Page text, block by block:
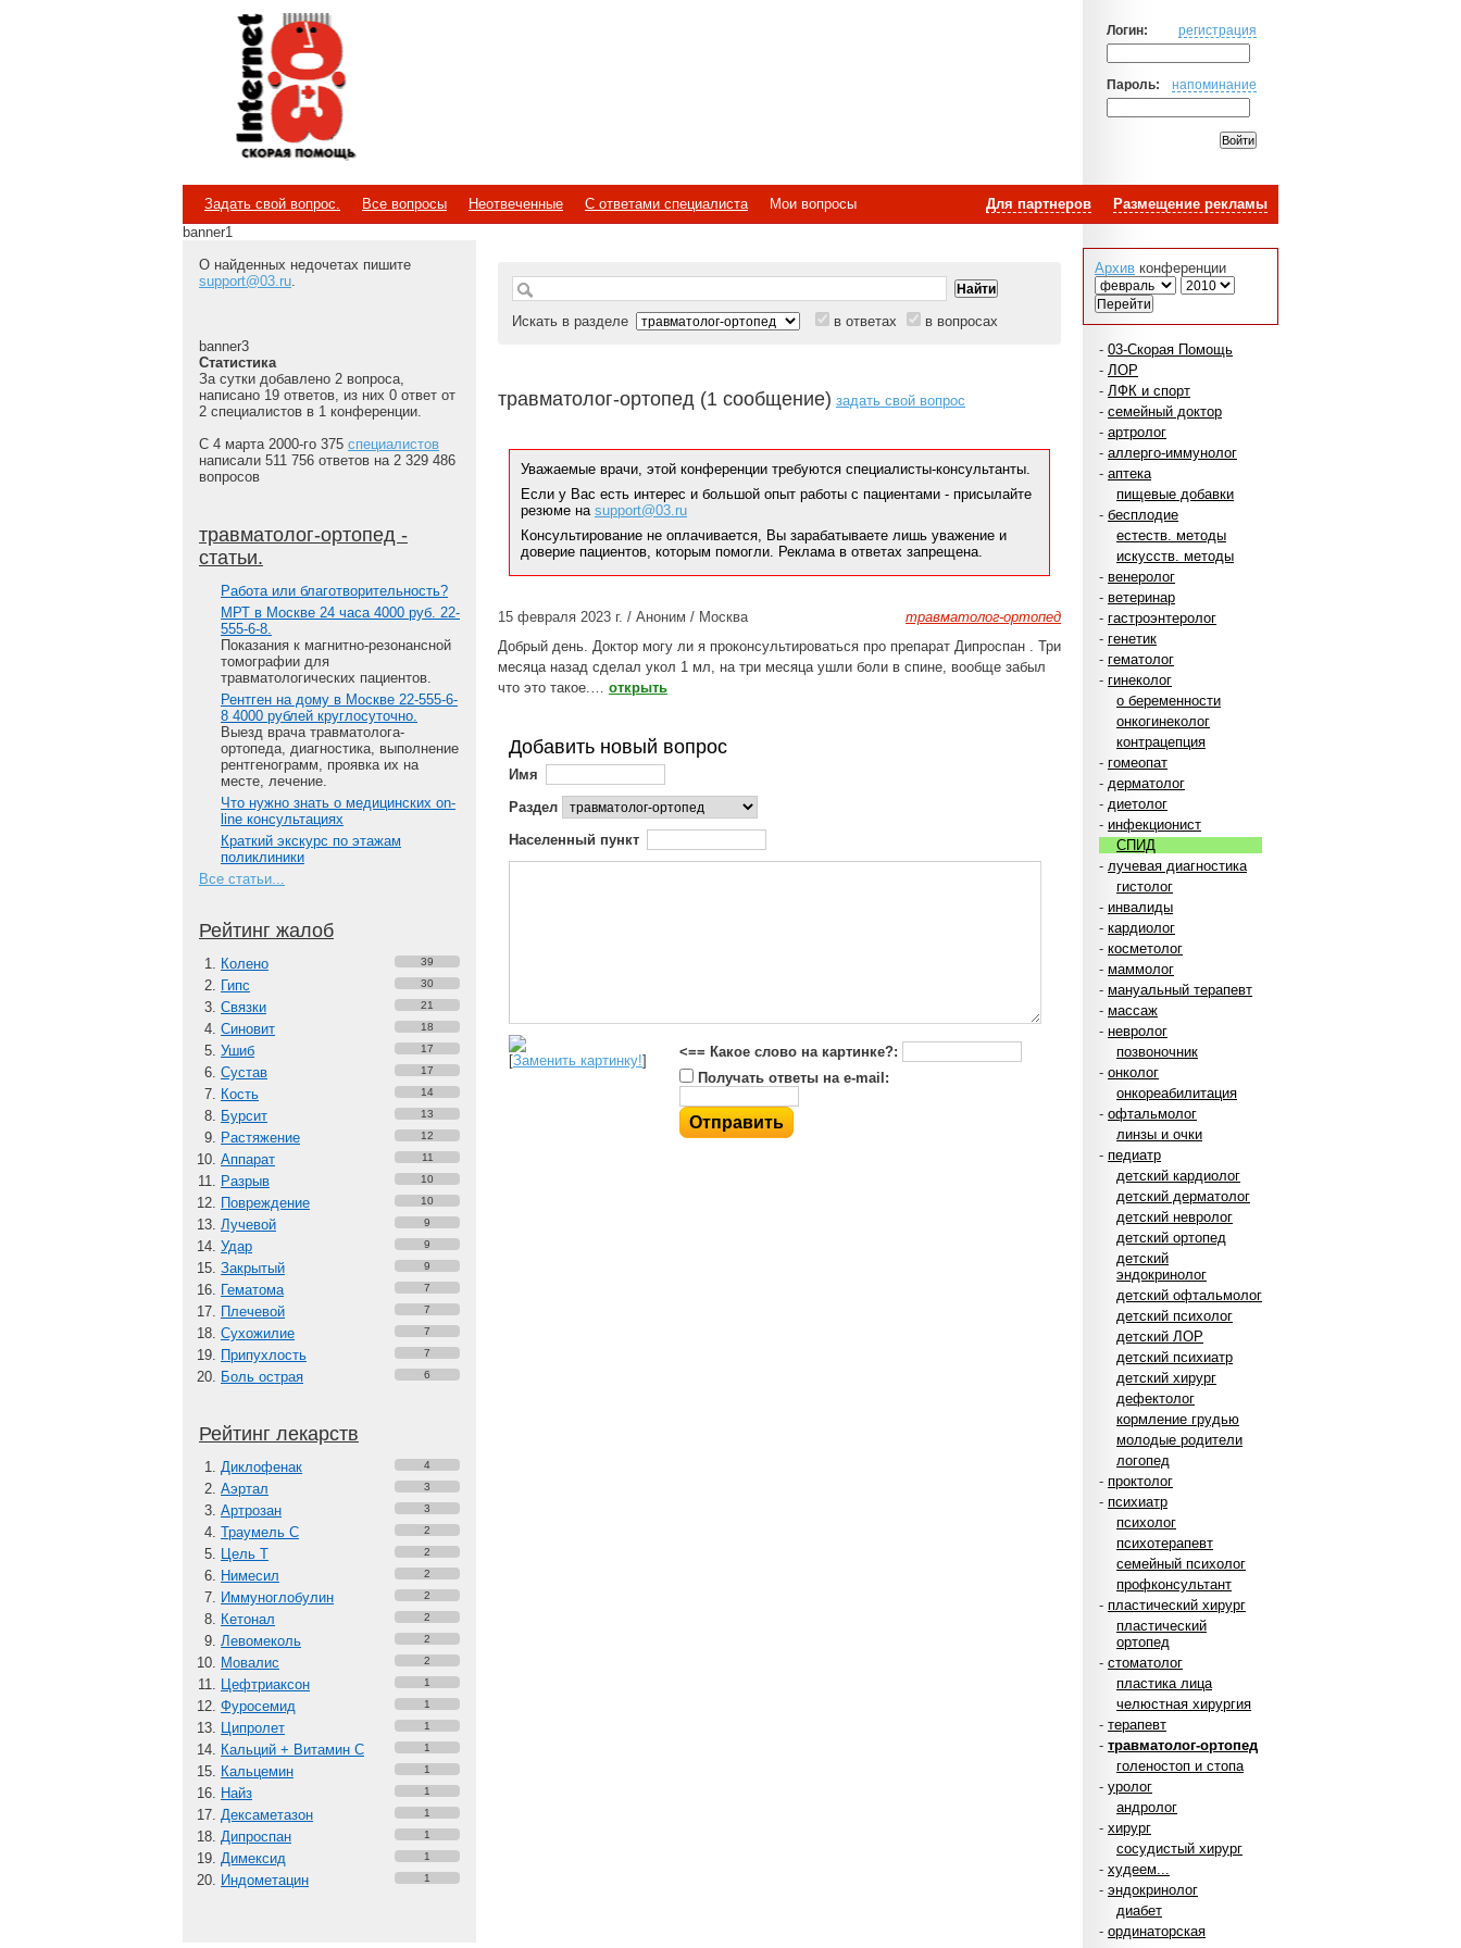
Логин: регистрация
Пароль: напоминание
Internet
Скорая помощь
Размещение рекламы
Для партнеров
Задать свой вопрос. Все вопросы Неотвеченные С ответами специалиста
Мои вопросы
banner1
Архив конференции
- 03-Скорая Помощь
- ЛОР
- ЛФК и спорт
- семейный доктор
- артролог
- аллерго-иммунолог
- аптека
пищевые добавки
- бесплодие
естеств. методы
искусств. методы
- венеролог
- ветеринар
- гастроэнтеролог
- генетик
- гематолог
- гинеколог
о беременности
онкогинеколог
контрацепция
- гомеопат
- дерматолог
- диетолог
- инфекционист
СПИД
- лучевая диагностика
гистолог
- инвалиды
- кардиолог
- косметолог
- маммолог
- мануальный терапевт
- массаж
- невролог
позвоночник
- онколог
онкореабилитация
- офтальмолог
линзы и очки
- педиатр
детский кардиолог
детский дерматолог
детский невролог
детский ортопед
детский
эндокринолог
детский офтальмолог
детский психолог
детский ЛОР
детский психиатр
детский хирург
дефектолог
кормление грудью
молодые родители
логопед
- проктолог
- психиатр
психолог
психотерапевт
семейный психолог
профконсультант
- пластический хирург
пластический
ортопед
- стоматолог
пластика лица
челюстная хирургия
- терапевт
- травматолог-ортопед
голеностоп и стопа
- уролог
андролог
- хирург
сосудистый хирург
- худеем...
- эндокринолог
диабет
- ординаторская
О найденных недочетах пишите
support@03.ru.
banner3
Статистика
За сутки добавлено 2 вопроса,
написано 19 ответов, из них 0 ответ от
2 специалистов в 1 конференции.
С 4 марта 2000-го 375 специалистов
написали 511 756 ответов на 2 329 486
вопросов
травматолог-ортопед -
статьи.
Работа или благотворительность?
МРТ в Москве 24 часа 4000 руб. 22-
555-6-8.
Показания к магнитно-резонансной
томографии для
травматологических пациентов.
Рентген на дому в Москве 22-555-6-
8 4000 рублей круглосуточно.
Выезд врача травматолога-
ортопеда, диагностика, выполнение
рентгенограмм, проявка их на
месте, лечение.
Что нужно знать о медицинских on-
line консультациях
Краткий экскурс по этажам
поликлиники
Все статьи...
Рейтинг жалоб
Колено 39
Гипс 30
Связки 21
Синовит 18
Ушиб 17
Сустав 17
Кость 14
Бурсит 13
Растяжение 12
Аппарат 11
Разрыв 10
Повреждение 10
Лучевой 9
Удар 9
Закрытый 9
Гематома 7
Плечевой 7
Сухожилие 7
Припухлость 7
Боль острая 6
Рейтинг лекарств
Диклофенак 4
Аэртал 3
Артрозан 3
Траумель С 2
Цель Т 2
Нимесил 2
Иммуноглобулин 2
Кетонал 2
Левомеколь 2
Мовалис 2
Цефтриаксон 1
Фуросемид 1
Ципролет 1
Кальций + Витамин C 1
Кальцемин 1
Найз 1
Дексаметазон 1
Дипроспан 1
Димексид 1
Индометацин 1
Искать в разделе в ответах в вопросах
травматолог-ортопед (1 сообщение) задать свой вопрос
Уважаемые врачи, этой конференции требуются специалисты-консультанты.
Если у Вас есть интерес и большой опыт работы с пациентами - присылайте
резюме на support@03.ru
Консультирование не оплачивается, Вы зарабатываете лишь уважение и
доверие пациентов, которым помогли. Реклама в ответах запрещена.
травматолог-ортопед
15 февраля 2023 г. / Аноним / Москва
Добрый день. Доктор могу ли я проконсультироваться про препарат Дипроспан . Три
месяца назад сделал укол 1 мл, на три месяца ушли боли в спине, вообще забыл
что это такое.… открыть
Добавить новый вопрос
Имя
Раздел
Населенный пункт
[Заменить картинку!]
<== Какое слово на картинке?:
Получать ответы на e-mail: